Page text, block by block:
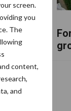
screen.
you
The
content,
and